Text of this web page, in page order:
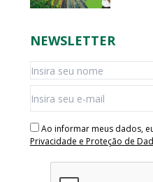
NEWSLETTER
Ao informar meus dados,
Privacidade e Proteção de